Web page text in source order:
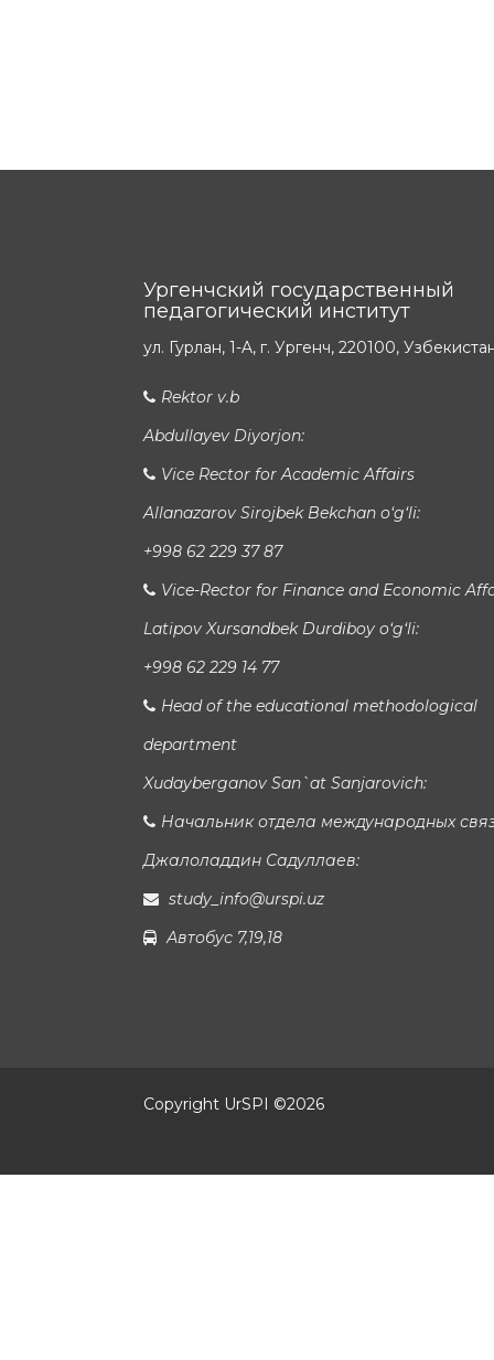
Ургенчский государственный
педагогический институт
ул. Гурлан, 1-A, г. Ургенч, 220100,
Rektor v.b
Abdullayev Diyorjon:
Vice Rector for Academic Affairs
Allanazarov Sirojbek Bekchan o‘g‘li:
+998 62 229 37 87
Vice-Rector for Finance and Economic
Latipov Xursandbek Durdiboy o‘g‘li:
+998 62 229 14 77
Head of the educational methodological
department
Xudayberganov San`at Sanjarovich:
Начальник отдела международных
Джалоладдин Садуллаев:
study_info@urspi.uz
Автобус 7,19,18
Copyright UrSPI ©2026